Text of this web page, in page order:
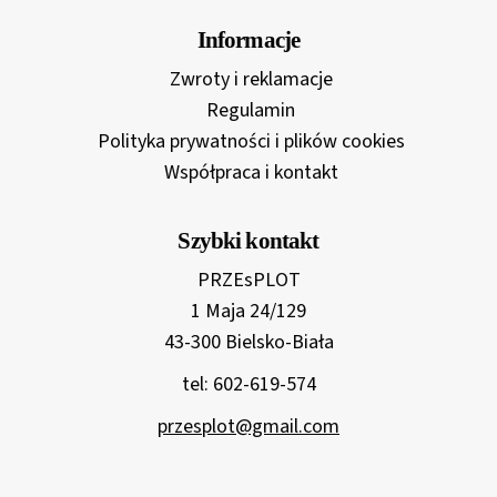
Informacje
Zwroty i reklamacje
Regulamin
Polityka prywatności i plików cookies
Współpraca i kontakt
Szybki kontakt
PRZEsPLOT
1 Maja 24/129
43-300 Bielsko-Biała
tel: 602-619-574
przesplot@gmail.com